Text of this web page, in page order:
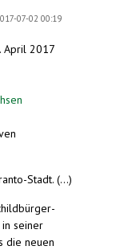
07-02 00:19
April 2017
Stadt. (...)
in seiner
die neuen